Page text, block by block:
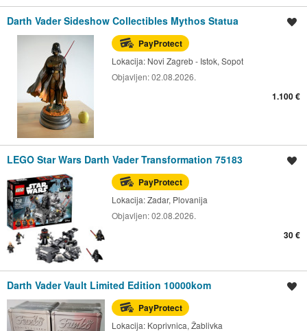
Darth Vader Sideshow Collectibles Mythos Statua
PayProtect
Lokacija: Novi Zagreb - Istok, Sopot
Objavljen:02.08.2026.
1.100 €
LEGO Star Wars Darth Vader Transformation 75183
PayProtect
Lokacija:Zadar, Plovanija
Objavljen:02.08.2026.
30 €
Darth Vader Vault Limited Edition 10000kom
PayProtect
Lokacija: Koprivnica, Žablivka